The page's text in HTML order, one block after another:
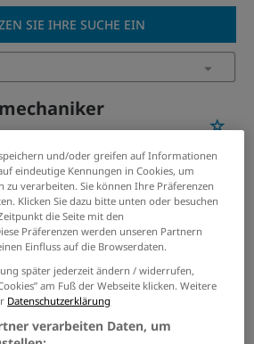
SIE IHRE SUCHE EIN
GmbH / München
/ Oberderdingen
und/oder greifen auf Informationen
eindeutige Kennungen in Cookies, um
zu verarbeiten. Sie können Ihre Präferenzen
Klicken Sie dazu bitte unten oder besuchen
die Seite mit den
Präferenzen werden unseren Partnern
Einfluss auf die Browserdaten.
später jederzeit ändern / widerrufen,
am Fuß der Webseite klicken. Weitere
Datenschutzerklärung
verarbeiten Daten, um